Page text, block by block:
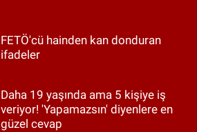
FETÖ'cü hainden kan donduran
ifadeler
Daha 19 yaşında ama 5 kişiye iş
veriyor! 'Yapamazsın' diyenlere en
güzel cevap